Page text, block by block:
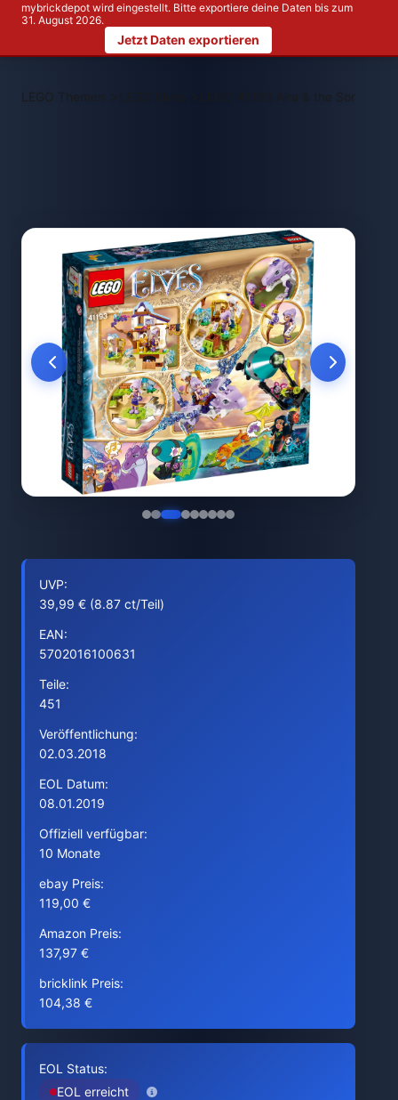
mybrickdepot wird eingestellt. Bitte exportiere deine Daten bis zum
31. August 2026.
Jetzt Daten exportieren
LEGO Themen > LEGO 41193 Aira & the Song of
UVP:
39,99 € (8.87 ct/Teil)
EAN:
5702016100631
Teile:
451
Veröffentlichung:
02.03.2018
EOL Datum:
08.01.2019
Offiziell verfügbar:
10 Monate
ebay Preis:
119,00 €
Amazon Preis:
137,97 €
bricklink Preis:
104,38 €
EOL Status:
EOL erreicht